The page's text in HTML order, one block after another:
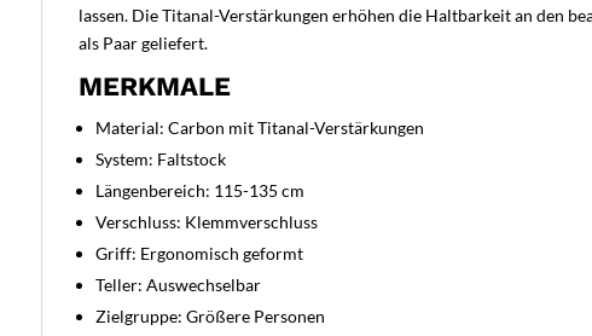
lassen. Die Titanal-Verstärkungen erhöhen die Haltbarkeit an den
als Paar geliefert.
MERKMALE
Material: Carbon mit Titanal-Verstärkungen
System: Faltstock
Längenbereich: 115-135 cm
Verschluss: Klemmverschluss
Griff: Ergonomisch geformt
Teller: Auswechselbar
Zielgruppe: Größere Personen